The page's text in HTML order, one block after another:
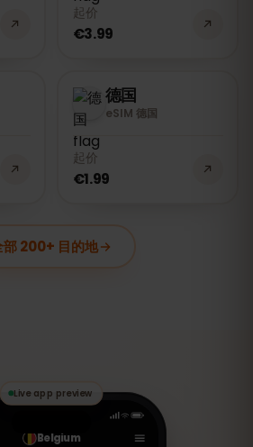
起价
€3.99
德国
eSIM 德国
起价
€1.99
部 200+ 目的地